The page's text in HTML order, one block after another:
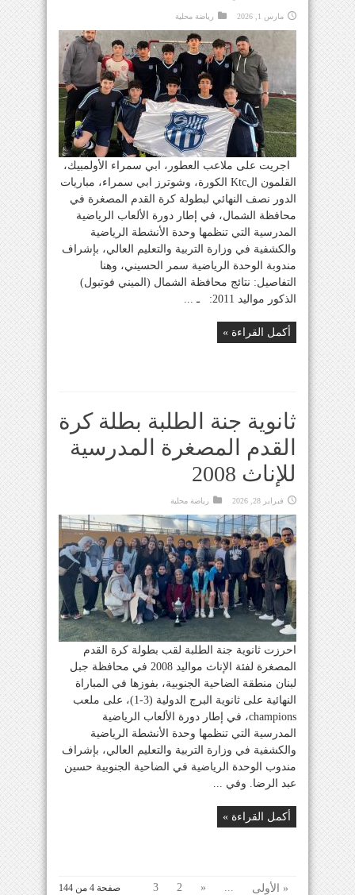
مارس 1, 2026 رياضة محلية
اجريت على ملاعب العطور، ابي سمراء الأولمبيك،
القلمون الKtc الكورة، وشوترز ابي سمراء، مباريات
الدور نصف النهائي لبطولة كرة القدم المصغرة في
محافظة الشمال، في إطار دورة الألعاب الرياضية
المدرسية التي تنظمها وحدة الأنشطة الرياضية
والكشفية في وزارة التربية والتعليم العالي، بإشراف
مندوبة الوحدة الرياضية سمر الحسيني، وهنا
التفاصيل: نتائج محافظة الشمال (الميني فوتبول)
الذكور مواليد 2011: ـ ...
أكمل القراءة »
ثانوية جنة الطلبة بطلة كرة
القدم المصغرة المدرسية
للإناث 2008
فبراير 28, 2026 رياضة محلية
احرزت ثانوية جنة الطلبة لقب بطولة كرة القدم
المصغرة لفئة الإناث مواليد 2008 في محافظة جبل
لبنان منطقة الضاحية الجنوبية، بفوزها في المباراة
النهائية على ثانوية البرج الدولية (3-1)، على ملعب
champions، في إطار دورة الألعاب الرياضية
المدرسية التي تنظمها وحدة الأنشطة الرياضية
والكشفية في وزارة التربية والتعليم العالي، بإشراف
مندوب الوحدة الرياضية في الضاحية الجنوبية حسين
عبد الرضا. وفي ...
أكمل القراءة »
صفحة 4 من 144 « الأولى ...
«
2
3